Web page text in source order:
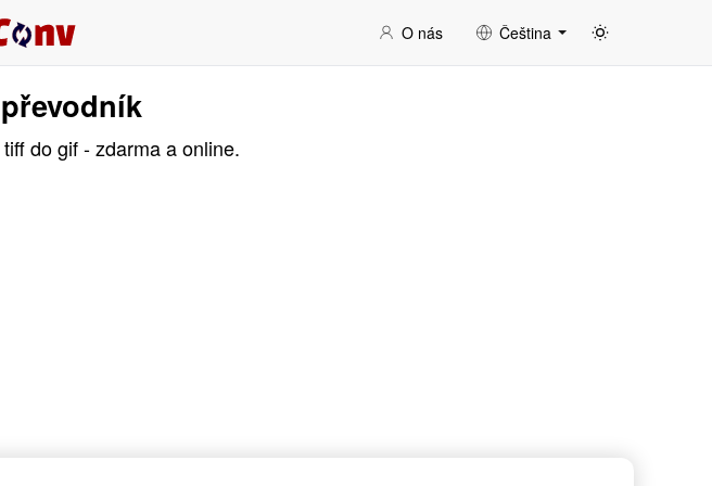
O nás Čeština
do gif - zdarma a online.